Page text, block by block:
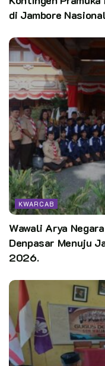
berkarya dan
Editor: pusdatin kwarnas
di Jambore
KWARCAB
Wawali Arya
Denpasar Menuju
2026.